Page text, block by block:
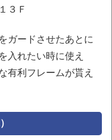
３Ｆ
ガードさせたあとに
入れたい時に使え
有利フレームが貰え